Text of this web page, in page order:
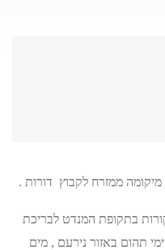
מיקומה ממזרח לקבוץ דורות .
בתקופת המנדט לבריכת
תהום באזור נירעם , מים